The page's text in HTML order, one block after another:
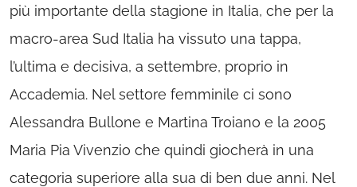
più importante della stagione in Italia, che per la
macro-area Sud Italia ha vissuto una tappa,
l’ultima e decisiva, a settembre, proprio in
Accademia. Nel settore femminile ci sono
Alessandra Bullone e Martina Troiano e la 2005
Maria Pia Vivenzio che quindi giocherà in una
categoria superiore alla sua di ben due anni. Nel